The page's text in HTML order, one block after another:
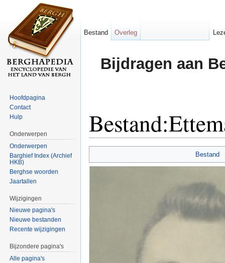
Bijdragen aan
Bestand
Bestand Overleg
Hoofdpagina
Contact
Hulp
Onderwerpen
Onderwerpen
Barghief Index (Archief
HKB)
Berghse woorden
Jaartallen
Wijzigingen
Nieuwe pagina's
Nieuwe bestanden
Recente wijzigingen
Bijzondere pagina's
Alle pagina's